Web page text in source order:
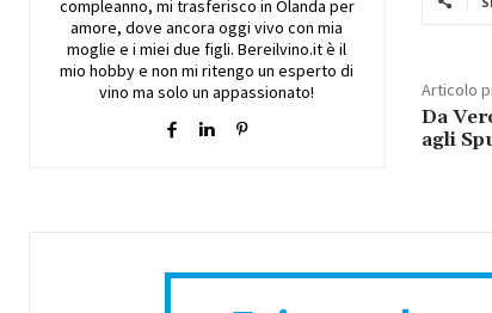
compleanno, mi trasferisco in Olanda per
amore, dove ancora oggi vivo con mia
moglie e i miei due figli. Bereilvino.it è il
mio hobby e non mi ritengo un esperto di
vino ma solo un appassionato!
Articolo
Da
agli